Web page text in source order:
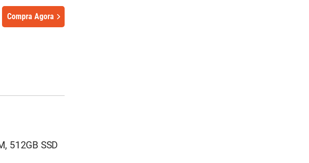
Compra Agora
512GB SSD